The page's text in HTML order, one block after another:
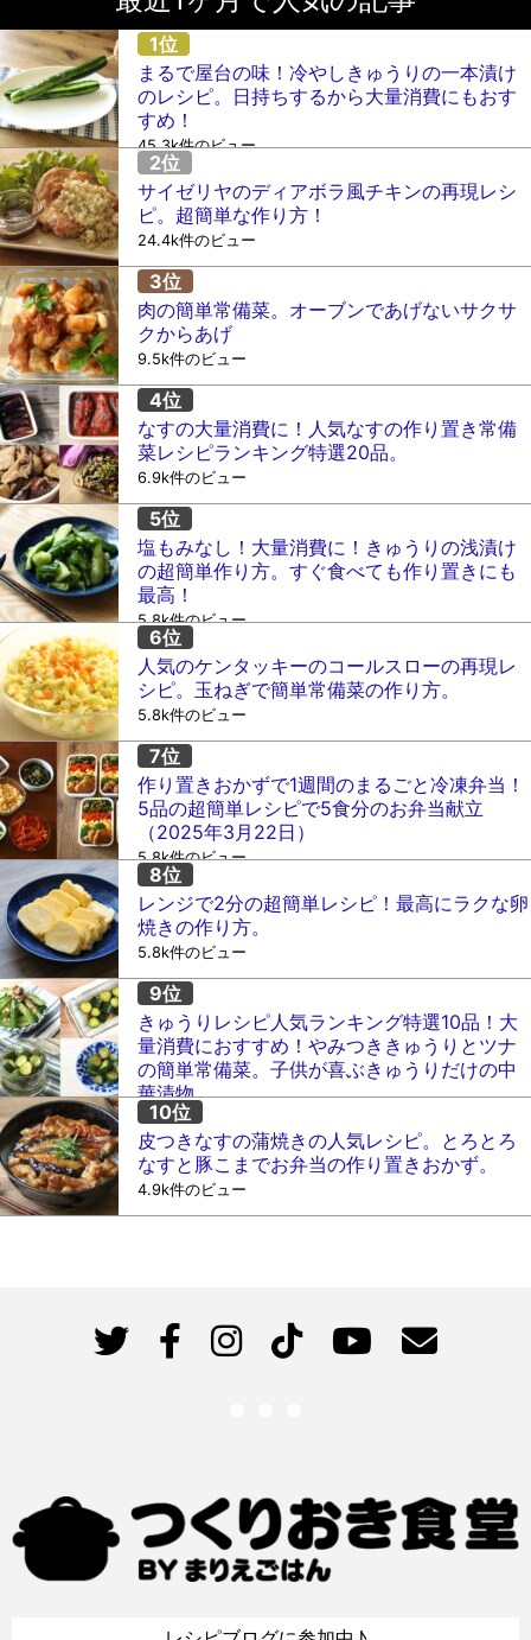
まるで屋台の味！冷やしきゅうりの一本漬け
のレシピ。日持ちするから大量消費にもおす
すめ！
45.3k件のビュー
サイゼリヤのディアボラ風チキンの再現レシ
ピ。超簡単な作り方！
24.4k件のビュー
肉の簡単常備菜。オーブンであげないサクサ
クからあげ
9.5k件のビュー
なすの大量消費に！人気なすの作り置き常備
菜レシピランキング特選20品。
6.9k件のビュー
塩もみなし！大量消費に！きゅうりの浅漬け
の超簡単作り方。すぐ食べても作り置きにも
最高！
5.8k件のビュー
人気のケンタッキーのコールスローの再現レ
シピ。玉ねぎで簡単常備菜の作り方。
5.8k件のビュー
作り置きおかずで1週間のまるごと冷凍弁当！
5品の超簡単レシピで5食分のお弁当献立
（2025年3月22日）
5.8k件のビュー
レンジで2分の超簡単レシピ！最高にラクな卵
焼きの作り方。
5.8k件のビュー
きゅうりレシピ人気ランキング特選10品！大
量消費におすすめ！やみつききゅうりとツナ
の簡単常備菜。子供が喜ぶきゅうりだけの中
華漬物。
5.2k件のビュー
皮つきなすの蒲焼きの人気レシピ。とろとろ
なすと豚こまでお弁当の作り置きおかず。
4.9k件のビュー